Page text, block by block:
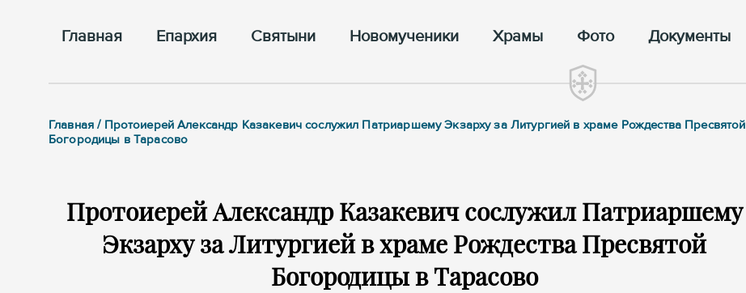
Главная Епархия Cвятыни Новомученики Храмы Фото Документы
Главная / Протоиерей Александр Казакевич сослужил Патриаршему Экзарху за Литургией в храме Рождества Пресвятой
Богородицы в Тарасово
Протоиерей Александр Казакевич сослужил Патриаршему
Экзарху за Литургией в храме Рождества Пресвятой
Богородицы в Тарасово